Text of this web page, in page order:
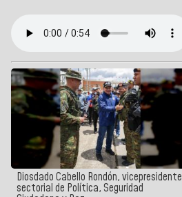
Diosdado Cabello Rondón, vicepresidente
sectorial de Política, Seguridad